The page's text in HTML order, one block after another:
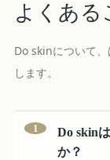
よくある
Do skinについて
します。
1
Do skin
か？